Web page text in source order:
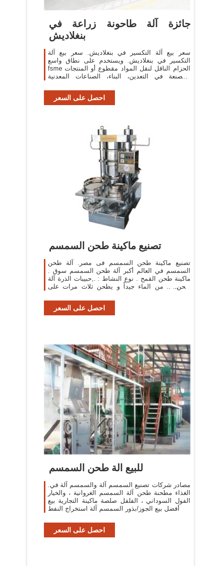
جائزة آلة طاحونة زراعة في
بنغلاديش
سعر بيع آلة التكسير في بنغلاديش. سعر بيع آلة
التكسير في بنغلاديش. ويستخدم على نطاق واسع
fsme الحزام الناقل لنقل المواد مقطوع أو المنتجات
المصنعة في التعدين، البناء، الصناعات المعدنية
احصل على السعر
تصنيع ماكينة طحن السمسم
تصنيع ماكينة طحن السمسم فى مصر. آلة طحن
السمسم في العالم أكبر آلة طحن السمسم سوق .
ماكينة طحن القمح . نوع النشاط : .,حبيبات الذرة آلة
طحن. .. من الماء جيداً و يطحن ثلاث مرات على
احصل على السعر
للبيع الة طحن السمسم
مصادر شركات تصنيع السمسم آلة والسمسم آلة في.
الغذاء مطحنة طحن آلة السمسم الغروانية ، والخيار
الفول السوداني ، الفلفل صلصة ماكينة التجارية بيع
أفضل بيع الجوز/بذور السمسم آلة استخراج النفط
احصل على السعر